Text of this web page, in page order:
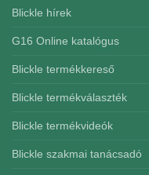
Blickle hírek
G16 Online katalógus
Blickle termékkereső
Blickle termékválaszték
Blickle termékvideók
Blickle szakmai tanácsadó